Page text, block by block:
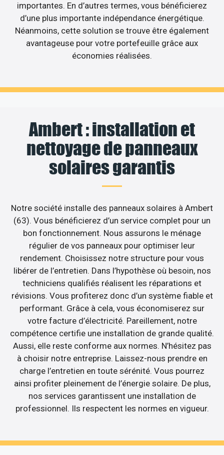
importantes. En d’autres termes, vous bénéficierez
d’une plus importante indépendance énergétique.
Néanmoins, cette solution se trouve être également
avantageuse pour votre portefeuille grâce aux
économies réalisées.
Ambert : installation et
nettoyage de panneaux
solaires garantis
Notre société installe des panneaux solaires à Ambert
(63). Vous bénéficierez d’un service complet pour un
bon fonctionnement. Nous assurons le ménage
régulier de vos panneaux pour optimiser leur
rendement. Choisissez notre structure pour vous
libérer de l’entretien. Dans l’hypothèse où besoin, nos
techniciens qualifiés réalisent les réparations et
révisions. Vous profiterez donc d’un système fiable et
performant. Grâce à cela, vous économiserez sur
votre facture d’électricité. Pareillement, notre
compétence certifie une installation de grande qualité.
Aussi, elle reste conforme aux normes. N’hésitez pas
à choisir notre entreprise. Laissez-nous prendre en
charge l’entretien en toute sérénité. Vous pourrez
ainsi profiter pleinement de l’énergie solaire. De plus,
nos services garantissent une installation de
professionnel. Ils respectent les normes en vigueur.